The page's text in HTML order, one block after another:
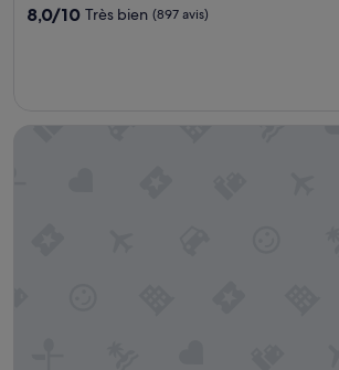
8.0
8,0/10 Très bien (897 avis)